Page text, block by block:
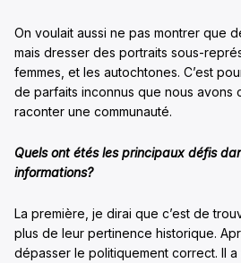
On voulait aussi ne pas montrer que
mais dresser des portraits sous-
femmes, et les autochtones. C’est
de parfaits inconnus que nous avons
raconter une communauté.
Quels ont étés les principaux défis
informations?
La première, je dirai que c’est de
plus de leur pertinence historique.
dépasser le politiquement correct. Il